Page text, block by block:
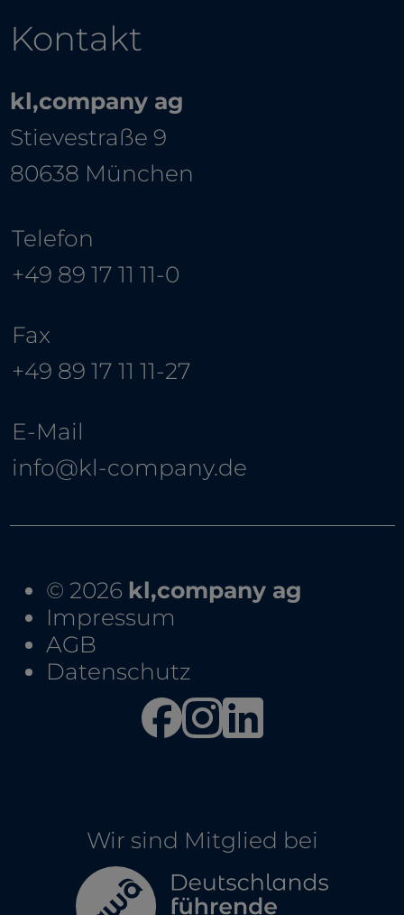
Kontakt
kl,company ag
Stievestraße 9
80638 München
Telefon
+49 89 17 11 11-0
Fax
+49 89 17 11 11-27
E-Mail
info@kl-company.de
© 2026 kl,company ag
Impressum
AGB
Datenschutz
Wir sind Mitglied bei